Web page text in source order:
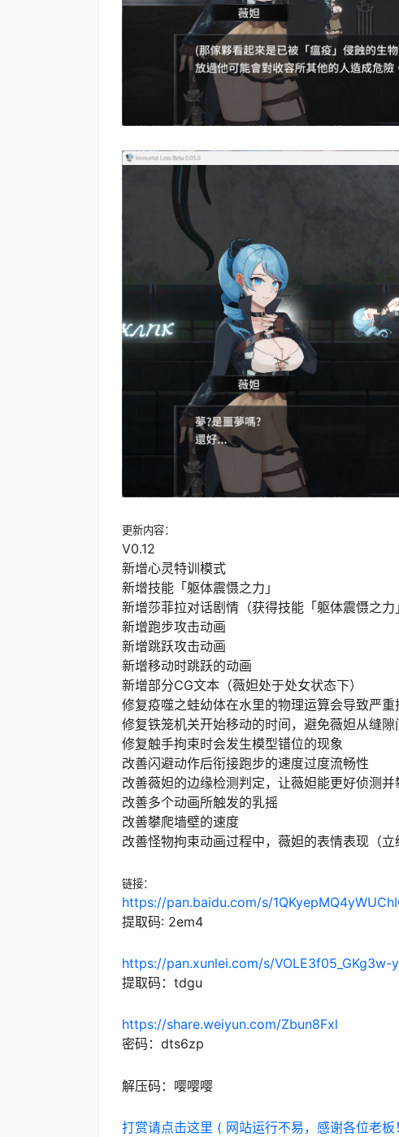
更新内容：
V0.12
新增心灵特训模式
新增技能「躯体震慑之力」
新增莎菲拉对话剧情（获得技能「躯体震慑之力
新增跑步攻击动画
新增跳跃攻击动画
新增移动时跳跃的动画
新增部分CG文本（薇妲处于处女状态下）
修复疫噬之蛙幼体在水里的物理运算会导致严重
修复铁笼机关开始移动的时间，避免薇妲从缝隙
修复触手拘束时会发生模型错位的现象
改善闪避动作后衔接跑步的速度过度流畅性
改善薇妲的边缘检测判定，让薇妲能更好侦测并
改善多个动画所触发的乳摇
改善攀爬墙壁的速度
改善怪物拘束动画过程中，薇妲的表情表现（立
链接：
https://pan.baidu.com/s/
提取码: 2em4
https://pan.xunlei.com/s/VOLE3f05_GKg3w-
提取码：tdgu
https://share.weiyun.com/Zbun8Fxl
密码：dts6zp
解压码：嘤嘤嘤
打赏请点击这里 ( 网站运行不易，感谢各位老板